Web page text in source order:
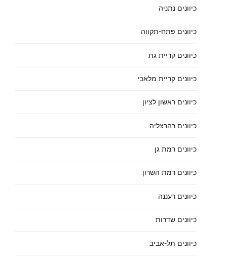
כיוונים נתניה
כיוונים פתח-תקווה
כיוונים קריית גת
כיוונים קריית מלאכי
כיוונים ראשון לציון
כיוונים רהרצליה
כיוונים רמת גן
כיוונים רמת השרון
כיוונים רעננה
כיוונים שדרות
כיוונים תל-אביב